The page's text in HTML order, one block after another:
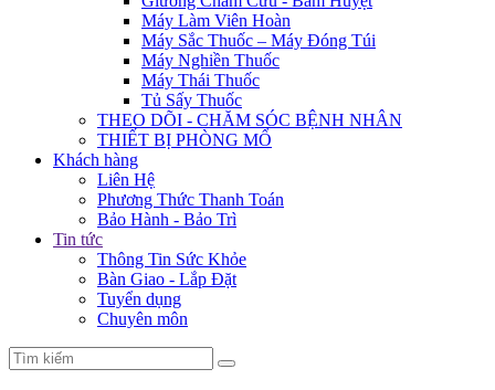
Máy Làm Viên Hoàn
Máy Sắc Thuốc – Máy Đóng Túi
Máy Nghiền Thuốc
Máy Thái Thuốc
Tủ Sấy Thuốc
THEO DÕI - CHĂM SÓC BỆNH NHÂN
THIẾT BỊ PHÒNG MỔ
Khách hàng
Liên Hệ
Phương Thức Thanh Toán
Bảo Hành - Bảo Trì
Tin tức
Thông Tin Sức Khỏe
Bàn Giao - Lắp Đặt
Tuyển dụng
Chuyên môn